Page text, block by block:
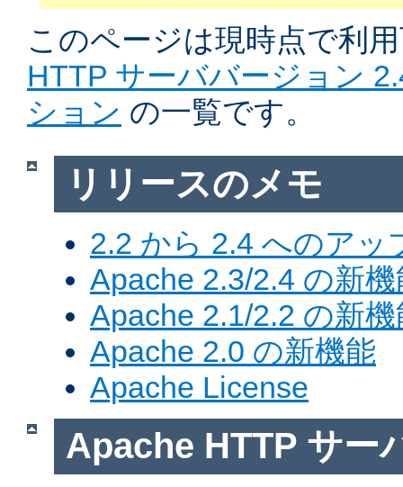
このページは現時点で利
HTTP サーババージョン
ション の一覧です。
リリースのメモ
2.2 から 2.4 へのアッ
Apache 2.3/2.4 の新機
Apache 2.1/2.2 の新機
Apache 2.0 の新機能
Apache License
Apache HTTP サー